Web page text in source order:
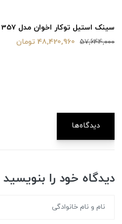
سینک استیل توکار اخوان مدل 357
57,644,000 48,420,960 تومان
دیدگاه‌ها
دیدگاه خود را بنویسید